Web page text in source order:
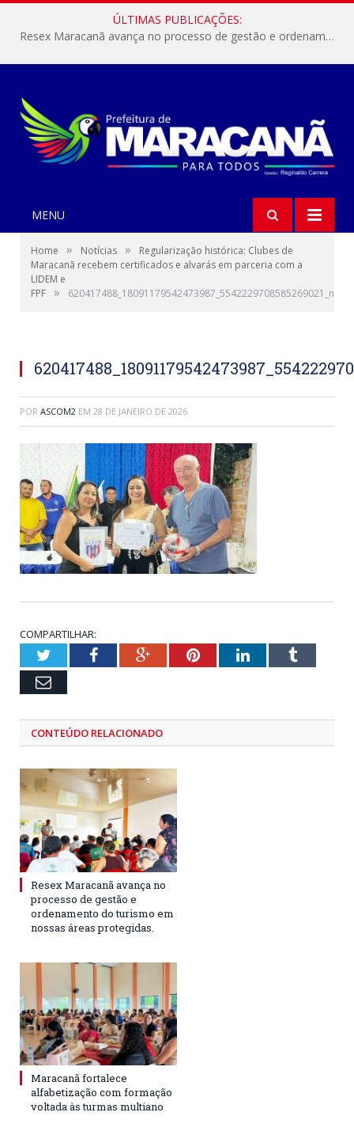
ÚLTIMAS PUBLICAÇÕES:
Resex Maracanã avança no processo de gestão e ordenamento do turismo em nossas áreas protegidas.
MENU
Home » Notícias »
Regularização histórica: Clubes de
Maracanã recebem certificados e alvarás em parceria com a
LIDEM e
FPF » 620417488_18091179542473987_5542229708585269021_n
POR ASCOM2 EM 28 DE JANEIRO DE 2026
COMPARTILHAR:
TwitterFacebookGoogle+PinterestLinkedInTumblr
Email
CONTEÚDO RELACIONADO
Resex Maracanã avança no
processo de gestão e
ordenamento do turismo em
nossas áreas protegidas.
Maracanã fortalece
alfabetização com formação
voltada às turmas multiano